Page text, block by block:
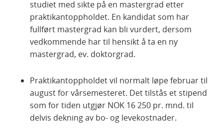
studiet med sikte på en mastergrad etter
praktikantoppholdet. En kandidat som har
fullført mastergrad kan bli vurdert, dersom
vedkommende har til hensikt å ta en ny
mastergrad, ev. doktorgrad.
Praktikantoppholdet vil normalt løpe februar til
august for vårsemesteret. Det tilstås et stipend
som for tiden utgjør NOK 16 250 pr. mnd. til
delvis dekning av bo- og levekostnader.